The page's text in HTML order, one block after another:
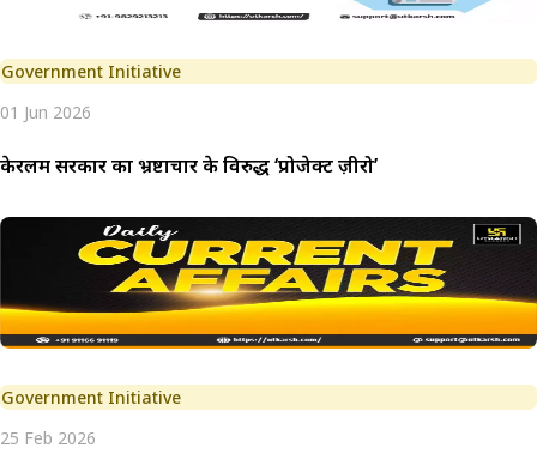
Government Initiative
01 Jun 2026
केरलम सरकार का भ्रष्टाचार के विरुद्ध ‘प्रोजेक्ट ज़ीरो’
Government Initiative
25 Feb 2026